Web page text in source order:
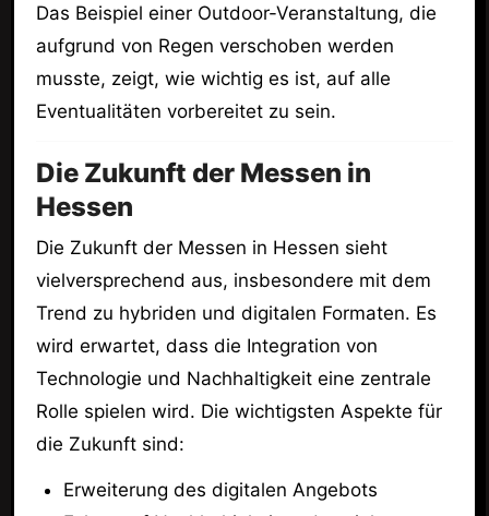
Das Beispiel einer Outdoor-Veranstaltung, die
aufgrund von Regen verschoben werden
musste, zeigt, wie wichtig es ist, auf alle
Eventualitäten vorbereitet zu sein.
Die Zukunft der Messen in
Hessen
Die Zukunft der Messen in Hessen sieht
vielversprechend aus, insbesondere mit dem
Trend zu hybriden und digitalen Formaten. Es
wird erwartet, dass die Integration von
Technologie und Nachhaltigkeit eine zentrale
Rolle spielen wird. Die wichtigsten Aspekte für
die Zukunft sind:
Erweiterung des digitalen Angebots